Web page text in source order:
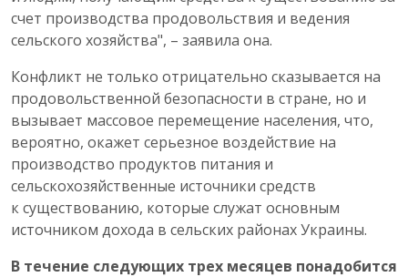
счет производства продовольствия и ведения
сельского хозяйства", – заявила она.
Конфликт не только отрицательно сказывается на
продовольственной безопасности в стране, но и
вызывает массовое перемещение населения, что,
вероятно, окажет серьезное воздействие на
производство продуктов питания и
сельскохозяйственные источники средств
к существованию, которые служат основным
источником дохода в сельских районах Украины.
В течение следующих трех месяцев понадобится